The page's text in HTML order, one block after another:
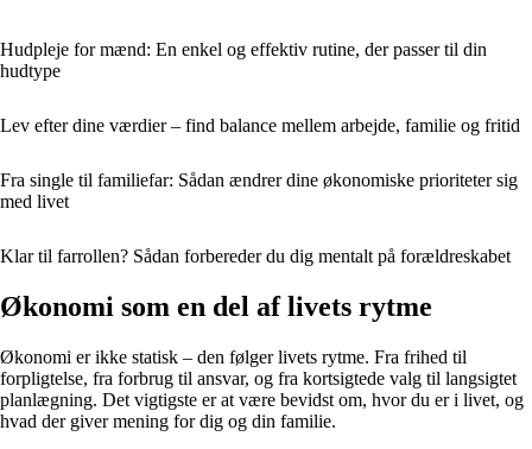
Hudpleje for mænd: En enkel og effektiv rutine, der passer til din
hudtype
Lev efter dine værdier – find balance mellem arbejde, familie og fritid
Fra single til familiefar: Sådan ændrer dine økonomiske prioriteter sig
med livet
Klar til farrollen? Sådan forbereder du dig mentalt på forældreskabet
Økonomi som en del af livets rytme
Økonomi er ikke statisk – den følger livets rytme. Fra frihed til
forpligtelse, fra forbrug til ansvar, og fra kortsigtede valg til langsigtet
planlægning. Det vigtigste er at være bevidst om, hvor du er i livet, og
hvad der giver mening for dig og din familie.